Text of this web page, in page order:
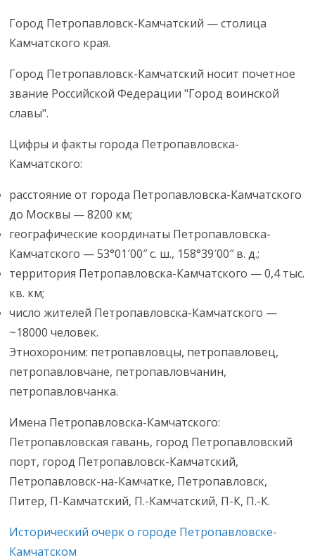
Город Петропавловск-Камчатский — столица
Камчатского края.
Город Петропавловск-Камчатский носит почетное
звание Российской Федерации "Город воинской
славы".
Цифры и факты города Петропавловска-
Камчатского:
расстояние от города Петропавловска-Камчатского
до Москвы — 8200 км;
географические координаты Петропавловска-
Камчатского — 53°01′00″ с. ш., 158°39′00″ в. д.;
территория Петропавловска-Камчатского — 0,4 тыс.
кв. км;
число жителей Петропавловска-Камчатского —
~18000 человек.
Этнохороним: петропавловцы, петропавловец,
петропавловчане, петропавловчанин,
петропавловчанка.
Имена Петропавловска-Камчатского:
Петропавловская гавань, город Петропавловский
порт, город Петропавловск-Камчатский,
Петропавловск-на-Камчатке, Петропавловск,
Питер, П-Камчатский, П.-Камчатский, П-К, П.-К.
Исторический очерк о городе Петропавловске-
Камчатском